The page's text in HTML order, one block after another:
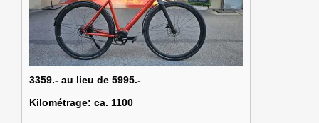
3359.- au lieu de 5995.-
Kilométrage: ca. 1100